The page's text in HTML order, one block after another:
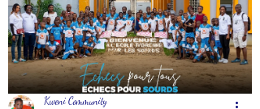
Kweni Community